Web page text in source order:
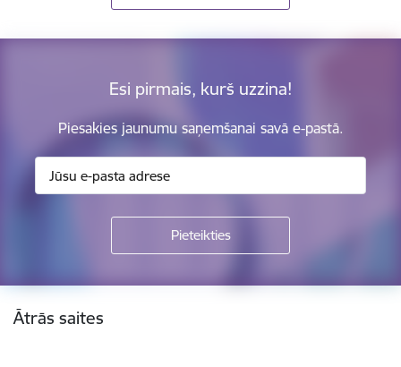
Esi pirmais, kurš uzzina!
Piesakies jaunumu saņemšanai savā e-pastā.
Kājene
Ātrās saites